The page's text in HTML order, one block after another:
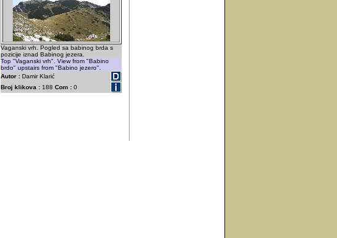
Vaganski vrh. Pogled sa babinog brda s
pozicije iznad Babinog jezera.
Top "Vaganski vrh". View from "Babino
brdo" upstairs from "Babino jezero".
Autor : Damir Klarić
Broj klikova : 188 Com : 0